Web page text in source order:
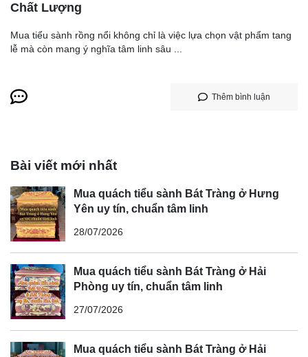
Chất Lượng
Mua tiểu sành rồng nổi không chỉ là việc lựa chọn vật phẩm tang
lễ mà còn mang ý nghĩa tâm linh sâu ...
Thêm bình luận
Bài viết mới nhất
Mua quách tiểu sành Bát Tràng ở Hưng
Yên uy tín, chuẩn tâm linh
28/07/2026
Mua quách tiểu sành Bát Tràng ở Hải
Phòng uy tín, chuẩn tâm linh
27/07/2026
Mua quách tiểu sành Bát Tràng ở Hải